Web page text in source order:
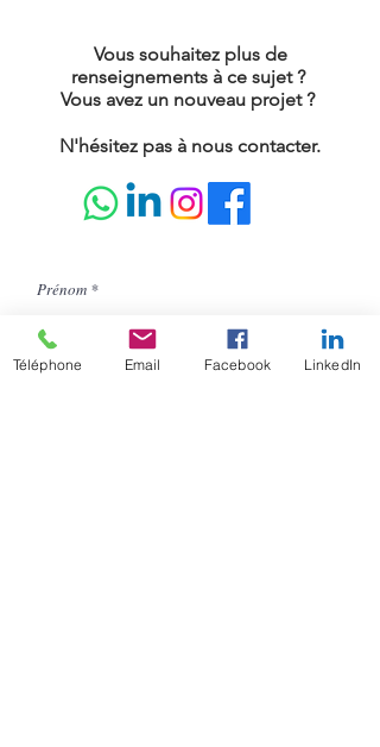
Vous souhaitez plus de
renseignements à ce sujet ?
Vous avez un nouveau projet ?
N'hésitez pas à nous contacter.
Prénom
Nom
Téléphone Email Facebook LinkedIn